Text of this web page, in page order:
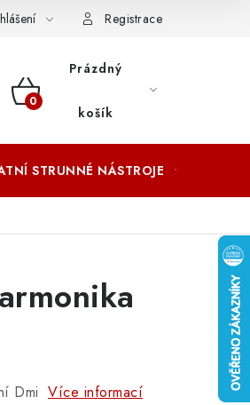
Registrace
NÁKUPNÍ
Prázdný
košík
STRUNNÉ NÁSTROJE
Dmi Více informací